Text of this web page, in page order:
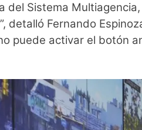
del Sistema
detalló Fernando
puede activar el botón